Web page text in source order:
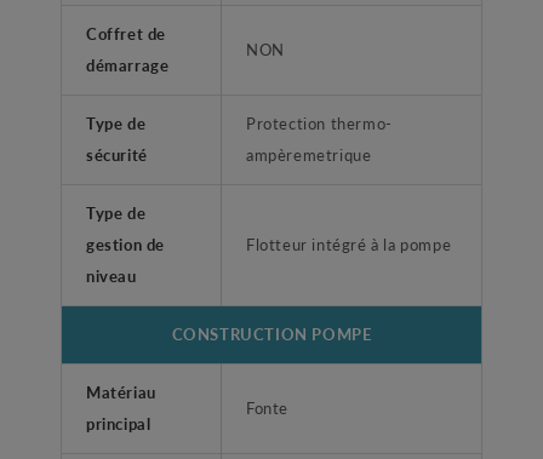
Coffret de
démarrage
NON
Type de
sécurité
Protection thermo-
ampèremetrique
Type de
gestion de
niveau
Flotteur intégré à la pompe
CONSTRUCTION POMPE
Matériau
principal
Fonte